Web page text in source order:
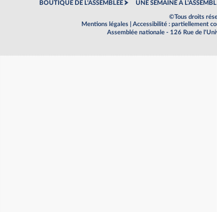
BOUTIQUE DE L'ASSEMBLEE UNE SEMAINE À
©Tous droits
Mentions légales
Accessibilité : partiellement
Assemblée nationale - 126 Rue de